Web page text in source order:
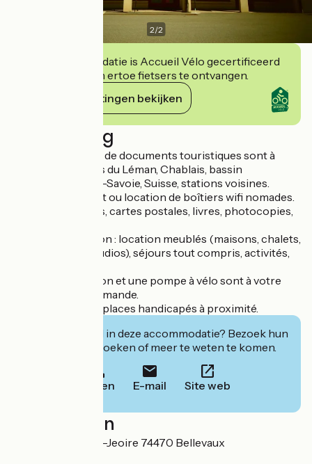
2/2
Deze accommodatie is Accueil Vélo gecertificeerd
en verbindt zich ertoe fietsers te ontvangen.
Haar verplichtingen bekijken
Beschrijving
Un grand nombre de documents touristiques sont à
disposition : Alpes du Léman, Chablais, bassin
Lémanique, Haute-Savoie, Suisse, stations voisines.
Accès WIFI gratuit ou location de boîtiers wifi nomades.
Boutique : goodies, cartes postales, livres, photocopies,
Service réservation : location meublés (maisons, chalets,
appartements, studios), séjours tout compris, activités,
Un kit de réparation et une pompe à vélo sont à votre
disposition sur demande.
Parking gratuit et places handicapés à proximité.
Geïnteresseerd in deze accommodatie? Bezoek hun
website om te boeken of meer te weten te komen.
Bellen E-mail Site web
Localisation
99, Route de Saint-Jeoire 74470 Bellevaux